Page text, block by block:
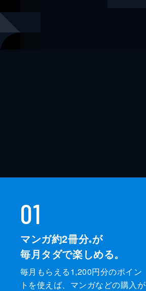
01
マンガ約2冊分※が
毎月タダで楽しめる。
毎月もらえる1,200円分のポイン
トを使えば、マンガなどの購入が